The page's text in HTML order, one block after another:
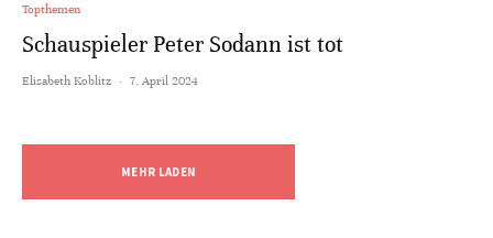
Topthemen
Schauspieler Peter Sodann ist tot
Elisabeth Koblitz · 7. April 2024
MEHR LADEN